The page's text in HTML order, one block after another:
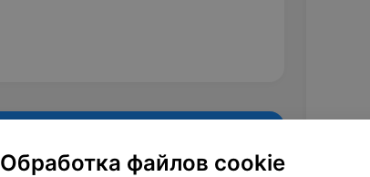
Обработка файлов cookie